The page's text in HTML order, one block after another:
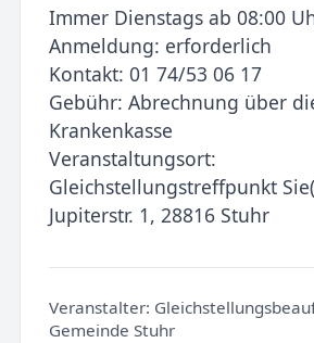
Immer Dienstags ab 08:00
Anmeldung: erforderlich
Kontakt: 01 74/53 06 17
Gebühr: Abrechnung über
Krankenkasse
Veranstaltungsort:
Gleichstellungstreffpunkt
Jupiterstr. 1, 28816 Stuhr
Veranstalter:
Gemeinde Stuhr